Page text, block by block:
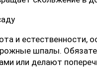
и естественности,
шпалы.
или делают